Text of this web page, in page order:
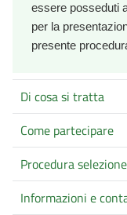
essere posseduti
per la
presente
Di cosa si tratta
Come partecipare
Procedura selezione
Informazioni e